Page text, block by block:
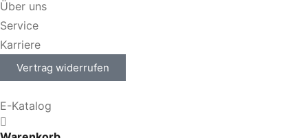
Über uns
Service
Karriere
Vertrag widerrufen
E-Katalog